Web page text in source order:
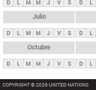
p
l
e
s
D L M M J V S D L
Julio
D L M M J V S D L
Octubre
D L M M J V S D L
COPYRIGHT © 2026 UNITED NATIONS